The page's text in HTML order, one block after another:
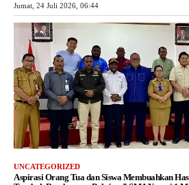
Jumat, 24 Juli 2026, 06:44
UNCATEGORIZED
Aspirasi Orang Tua dan Siswa Membuahkan